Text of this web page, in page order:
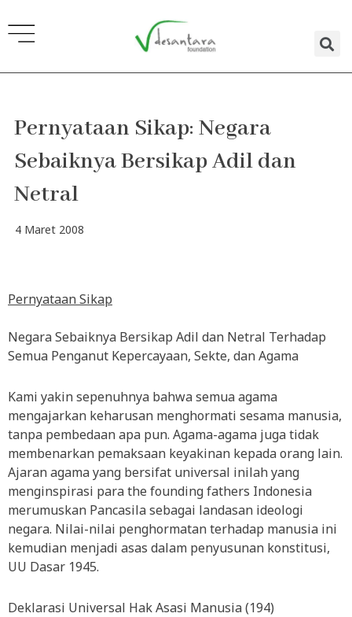
ke
konten
Pernyataan Sikap: Negara
Sebaiknya Bersikap Adil dan
Netral
4 Maret 2008
Pernyataan Sikap
Negara Sebaiknya Bersikap Adil dan Netral Terhadap
Semua Penganut Kepercayaan, Sekte, dan Agama
Kami yakin sepenuhnya bahwa semua agama
mengajarkan keharusan menghormati sesama manusia,
tanpa pembedaan apa pun. Agama-agama juga tidak
membenarkan pemaksaan keyakinan kepada orang lain.
Ajaran agama yang bersifat universal inilah yang
menginspirasi para the founding fathers Indonesia
merumuskan Pancasila sebagai landasan ideologi
negara. Nilai-nilai penghormatan terhadap manusia ini
kemudian menjadi asas dalam penyusunan konstitusi,
UU Dasar 1945.
Deklarasi Universal Hak Asasi Manusia (194)